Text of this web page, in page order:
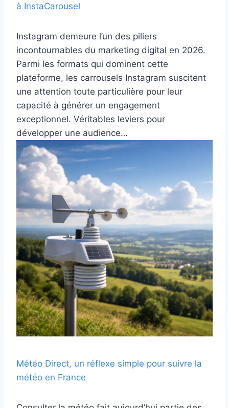
à InstaCarousel
Instagram demeure l’un des piliers
incontournables du marketing digital en 2026.
Parmi les formats qui dominent cette
plateforme, les carrousels Instagram suscitent
une attention toute particulière pour leur
capacité à générer un engagement
exceptionnel. Véritables leviers pour
développer une audience…
Météo Direct, un réflexe simple pour suivre la
météo en France